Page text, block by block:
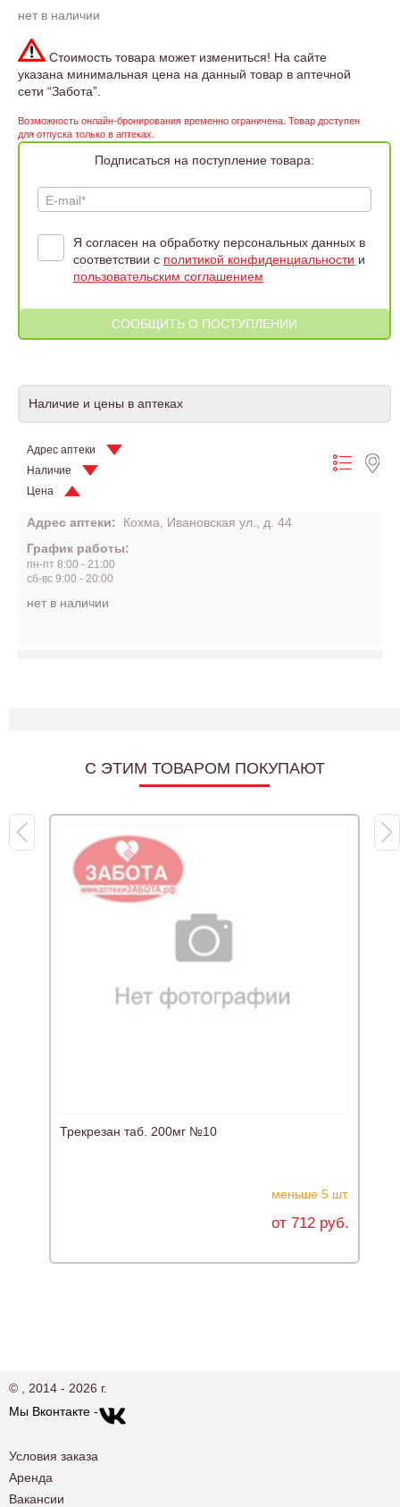
нет в наличии
Стоимость товара может измениться! На сайте
указана минимальная цена на данный товар в аптечной
сети “Забота”.
Возможность онлайн-бронирования временно ограничена. Товар доступен
для отпуска только в аптеках.
Подписаться на поступление товара:
E-mail*
Я согласен на обработку персональных данных в
соответствии с политикой конфиденциальности и
пользовательским соглашением
Наличие и цены в аптеках
Адрес аптеки
Наличие
Цена
Адрес аптеки:
Кохма, Ивановская ул., д. 44
График работы:
пн-пт 8:00 - 21:00
сб-вс 9:00 - 20:00
нет в наличии
C ЭТИМ ТОВАРОМ ПОКУПАЮТ
Трекрезан таб. 200мг №10
меньше 5 шт.
от 712 руб.
© , 2014 - 2026 г.
Мы Вконтакте -
Условия заказа
Аренда
Вакансии